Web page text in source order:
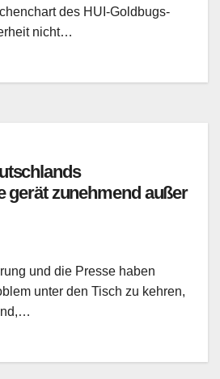
des HUI-Goldbugs-
nicht…
gerät zunehmend außer
und die Presse haben
unter den Tisch zu kehren,